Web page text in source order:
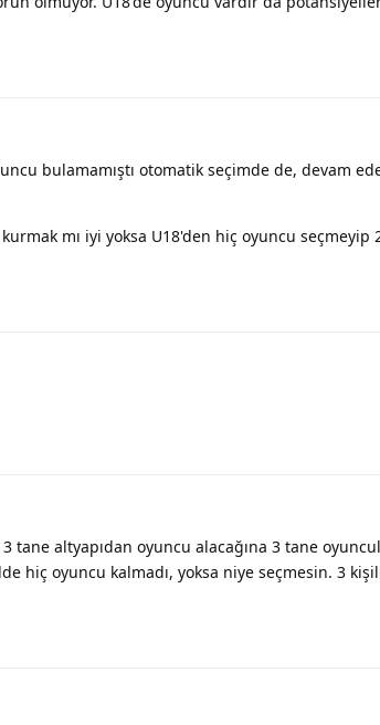
bulamamıştı otomatik seçimde de, devam
mı iyi yoksa U18'den hiç oyuncu seçmeyip
tane altyapıdan oyuncu alacağına 3 tane
hiç oyuncu kalmadı, yoksa niye seçmesin. 3